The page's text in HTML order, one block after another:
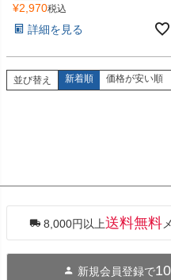
¥2,970税込
詳細を見る
並び替え 新着順 価格が安い順
8,000円以上送料無料
新規会員登録で